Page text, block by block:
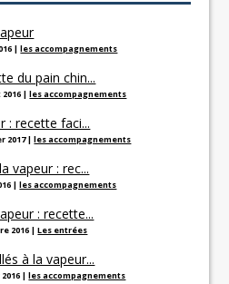
|les accompagnements
du pain chin...
|les accompagnements
: recette faci...
2017|les accompagnements
vapeur : rec...
|les accompagnements
: recette...
2016 |Les entrées
à la vapeur...
|les accompagnements